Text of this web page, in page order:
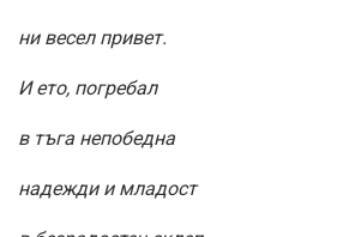
ни весел привет.
И ето, погребал
в тъга непобедна
надежди и младост